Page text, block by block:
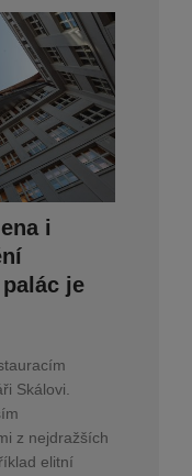
i
je
Skálovi.
z nejdražších
elitní